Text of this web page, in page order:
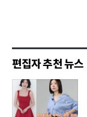
편집자 추천 뉴스